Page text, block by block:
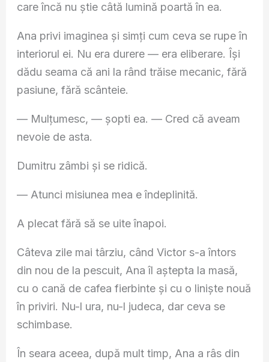
care încă nu știe câtă lumină poartă în ea.
Ana privi imaginea și simți cum ceva se rupe în
interiorul ei. Nu era durere — era eliberare. Își
dădu seama că ani la rând trăise mecanic, fără
pasiune, fără scânteie.
— Mulțumesc, — șopti ea. — Cred că aveam
nevoie de asta.
Dumitru zâmbi și se ridică.
— Atunci misiunea mea e îndeplinită.
A plecat fără să se uite înapoi.
Câteva zile mai târziu, când Victor s-a întors
din nou de la pescuit, Ana îl aștepta la masă,
cu o cană de cafea fierbinte și cu o liniște nouă
în priviri. Nu-l ura, nu-l judeca, dar ceva se
schimbase.
În seara aceea, după mult timp, Ana a râs din